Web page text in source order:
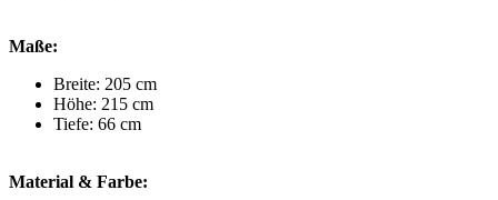
Maße:
Breite: 205 cm
Höhe: 215 cm
Tiefe: 66 cm
Material & Farbe: